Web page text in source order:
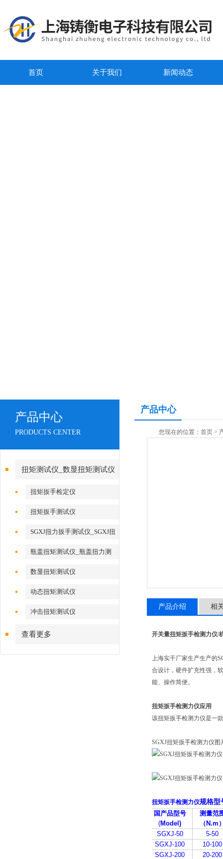
首页 关于我们 新闻动态
产品中心
PRODUCTS CENTER
扭矩测试仪_数显扭矩测试仪
扭矩扳手检定仪
扭矩扳手测试仪
SGXJ扭力扳手测试仪_SGXJ扭
力扳手校准仪
瓶盖扭矩测试仪_瓶盖扭力测
试仪
数显扭矩测试仪
动态扭矩测试仪
冲击扭矩测试仪
查看更多
产品中心
您现在的位置： 首页 >
产品介绍 相
开关量扭矩扳手检测力仪/
上海实干厂家生产生产的
合设计，硬件扩充性强，
能、操作简便。
扭矩扳手检测力仪应用
该扭矩扳手检测力仪是一
SGXJ扭矩扳手检测力仪图
扭矩扳手检测力仪规格型
国产品型号
(Model)
测量范
（N.m
SGXJ-50
5-50
SGXJ-100
10-100
SGXJ-200
20-200